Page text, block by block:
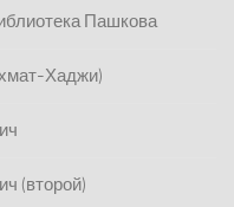
Пашкова
Хаджи)
(второй)